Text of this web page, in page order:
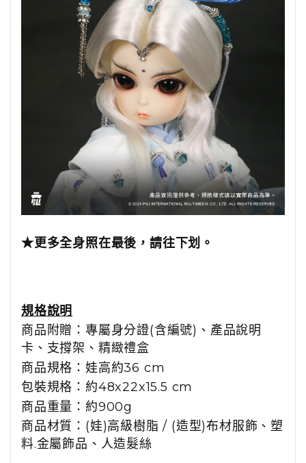
★更多全身照在最後，請往下划。
規格說明
商品附贈：專屬身分證(含編號) 、產品說明
卡、支撐架、精緻禮盒
商品規格：娃高約36 cm
包裝規格：約48x22x15.5 cm
商品重量：約900g
商品材質： (娃)高級樹脂 / (造型)布材服飾、塑
料.金屬飾品、人造髮絲